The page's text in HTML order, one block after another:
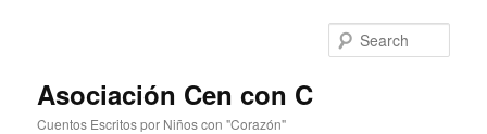
Asociación Cen con C
Cuentos Escritos por Niños con "Corazón"